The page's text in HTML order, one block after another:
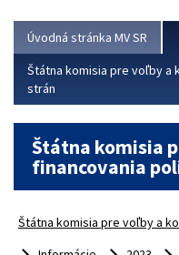
Úvodná stránka MV SR
Štátna komisia pre voľby a
strán
Štátna komisia
financovania
Štátna komisia pre voľby a